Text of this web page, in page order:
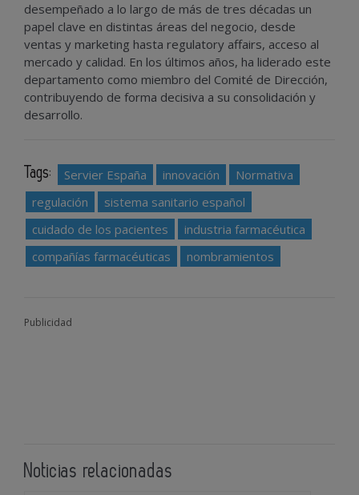
desempeñado a lo largo de más de tres décadas un
papel clave en distintas áreas del negocio, desde
ventas y marketing hasta regulatory affairs, acceso al
mercado y calidad. En los últimos años, ha liderado este
departamento como miembro del Comité de Dirección,
contribuyendo de forma decisiva a su consolidación y
desarrollo.
Tags: Servier España innovación
Normativa
regulación
sistema sanitario español
cuidado de los pacientes
industria farmacéutica
compañías farmacéuticas
nombramientos
Publicidad
Noticias relacionadas